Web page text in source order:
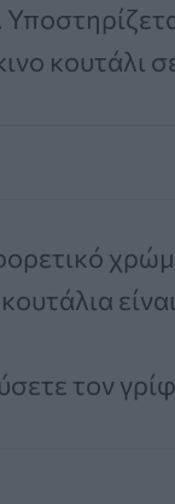
κουτάλι
τον